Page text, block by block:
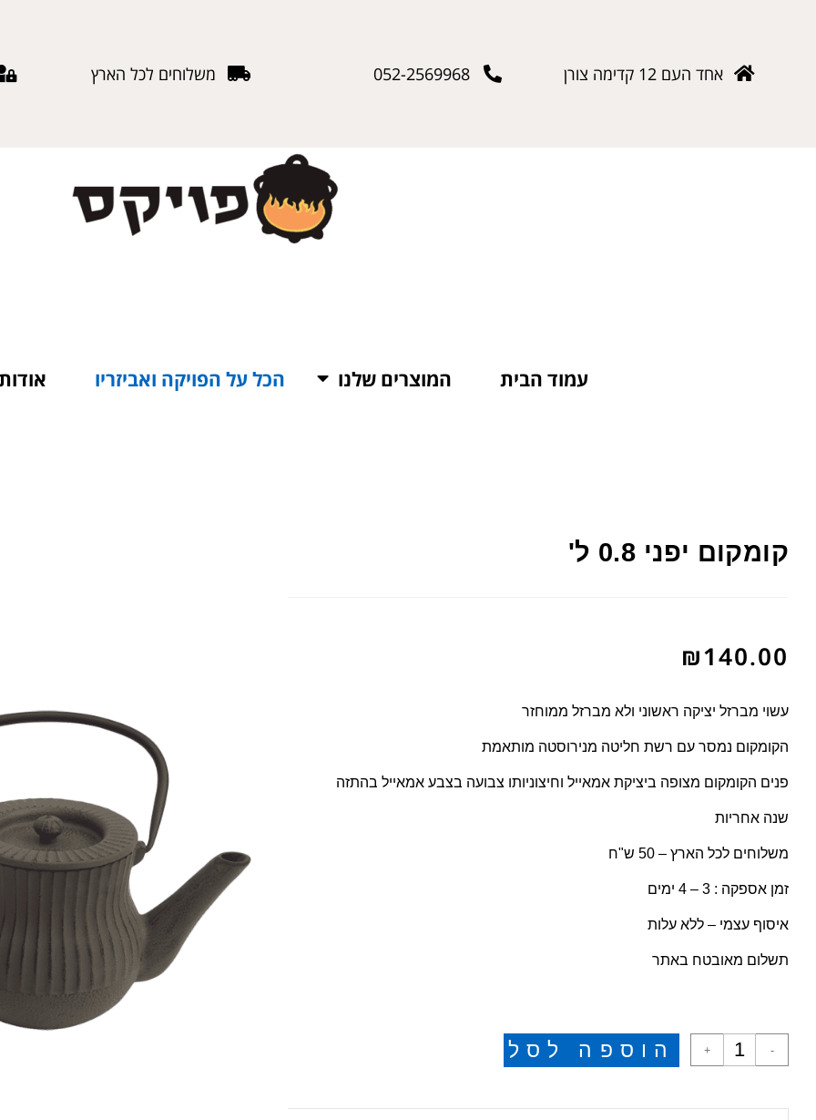
אחד העם 12 קדימה צורן 052-2569968 משלוחים לכל הארץ
עמוד הבית המוצרים שלנו הכל על הפויקה ואביזריו
קומקום יפני 0.8 ל'
₪140.00
עשוי מברזל יציקה ראשוני ולא מברזל ממוחזר
הקומקום נמסר עם רשת חליטה מנירוסטה מותאמת
פנים הקומקום מצופה ביציקת אמאייל וחיצוניותו צבועה בצבע אמאייל בהתזה
שנה אחריות
משלוחים לכל הארץ – 50 ש"ח
זמן אספקה : 3 – 4 ימים
איסוף עצמי – ללא עלות
תשלום מאובטח באתר
-
+ הוספה לסל